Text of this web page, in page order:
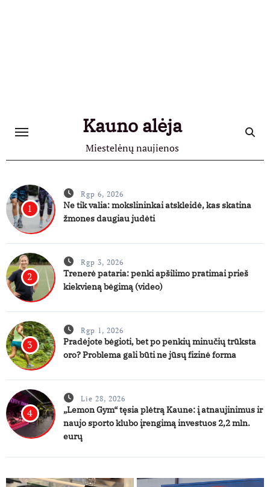
Kauno alėja
Miestelėnų naujienos
1
Rgp 6, 2026
Ne tik valia: mokslininkai atskleidė, kas skatina
žmones daugiau judėti
2
Rgp 3, 2026
Trenerė pataria: penki apšilimo pratimai prieš
kiekvieną bėgimą (video)
3
Rgp 1, 2026
Pradėjote bėgioti, bet po penkių minučių trūksta
oro? Problema gali būti ne jūsų fizinė forma
4
Lie 28, 2026
„Lemon Gym“ tęsia plėtrą Kaune: į atnaujinimus ir
naujo sporto klubo įrengimą investuos 2,2 mln.
eurų